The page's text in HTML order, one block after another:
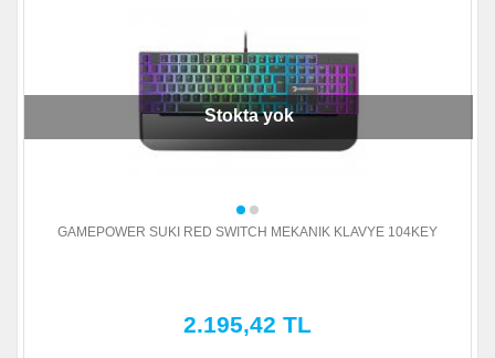
Stokta yok
GAMEPOWER SUKI RED SWITCH MEKANIK KLAVYE 104KEY
2.195,42 TL